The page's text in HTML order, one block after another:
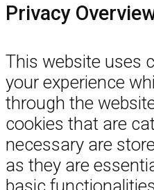
Privacy
This website uses
your experience
through the
cookies that are
necessary are
as they are